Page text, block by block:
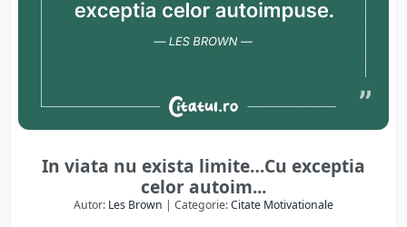
In viata nu exista limite…Cu exceptia
celor autoim...
Autor: Les Brown | Categorie:Citate Motivationale